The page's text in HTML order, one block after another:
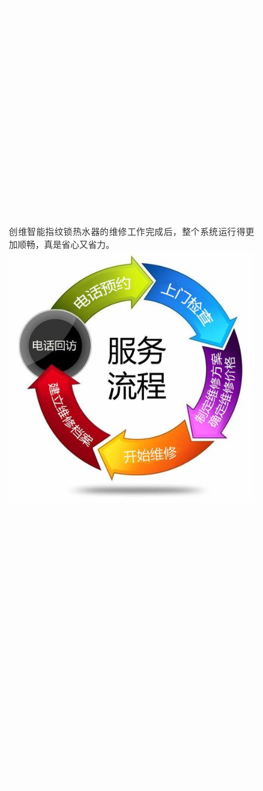
创维智能指纹锁热水器的维修工作完成后，整个系统运行得更
加顺畅，真是省心又省力。